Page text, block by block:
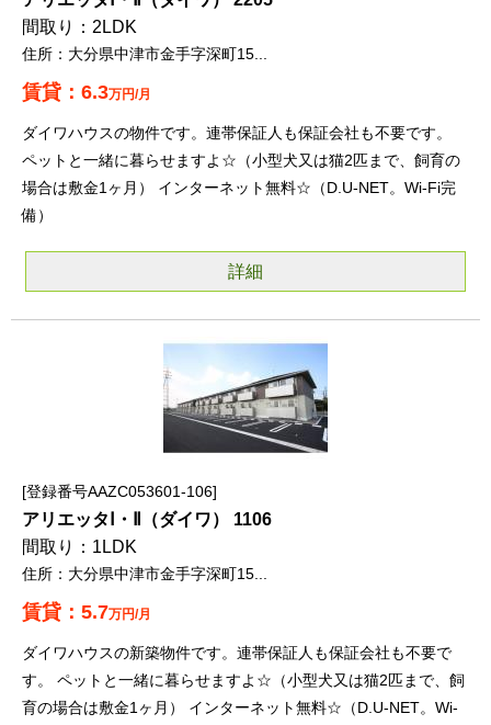
2LDK
大分県中津市金手字深町15...
6.3万円/月
ダイワハウスの物件です。連帯保証人も保証会社も不要です。
ペットと一緒に暮らせますよ☆（小型犬又は猫2匹まで、飼育の
場合は敷金1ヶ月） インターネット無料☆（D.U-NET。Wi-Fi完
備）
詳細
登録番号AAZC053601-106
アリエッタⅠ・Ⅱ（ダイワ） 1106
1LDK
大分県中津市金手字深町15...
5.7万円/月
ダイワハウスの新築物件です。連帯保証人も保証会社も不要で
す。 ペットと一緒に暮らせますよ☆（小型犬又は猫2匹まで、飼
育の場合は敷金1ヶ月） インターネット無料☆（D.U-NET。Wi-